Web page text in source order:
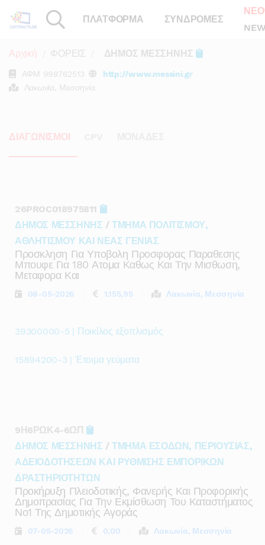
ΠΛΑΤΦΟΡΜΑ ΣΥΝΔΡΟΜΕΣ
Αρχική ΦΟΡΕΙΣ ΔΗΜΟΣ ΜΕΣΣΗΝΗΣ
ΑΦΜ 998762513
http://www.messini.gr
Λακωνία, Μεσσηνία
ΔΙΑΓΩΝΙΣΜΟΙ
26PROC018975811
ΔΗΜΟΣ ΜΕΣΣΗΝΗΣ /ΤΜΗΜΑ ΠΟΛΙΤΙΣΜΟΥ,
ΑΘΛΗΤΙΣΜΟΥ ΚΑΙ ΝΕΑΣ ΓΕΝΙΑΣ
Προσκληση Για Υποβολη Προσφορας Παραθεσης
Μπουφε Για 180 Ατομα Καθως Και Την Μισθωση,
Μεταφορα Και
08-05-2026 1.155,95 Λακωνία, Μεσσηνία
39300000-5 | Ποικίλος εξοπλισμός
15894200-3 | Έτοιμα γεύματα
9Η6ΡΩΚ4-6ΩΠ
ΔΗΜΟΣ ΜΕΣΣΗΝΗΣ /ΤΜΗΜΑ ΕΣΟΔΩΝ, ΠΕΡΙΟΥΣΙΑΣ,
ΑΔΕΙΟΔΟΤΗΣΕΩΝ ΚΑΙ ΡΥΘΜΙΣΗΣ ΕΜΠΟΡΙΚΩΝ
ΔΡΑΣΤΗΡΙΟΤΗΤΩΝ
Προκήρυξη Πλειοδοτικής, Φανερής Και Προφορικής
Δημοπρασίας Για Την Εκμίσθωση Του Καταστήματος
Νο1 Της Δημοτικής Αγοράς
07-05-2026 0,00 Λακωνία, Μεσσηνία